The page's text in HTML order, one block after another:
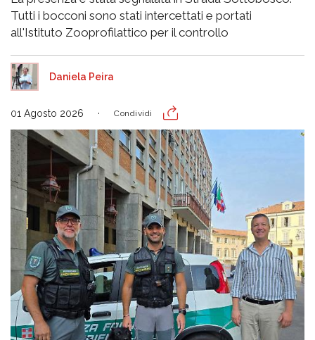
Tutti i bocconi sono stati intercettati e portati
all'Istituto Zooprofilattico per il controllo
Daniela Peira
01 Agosto 2026 Condividi